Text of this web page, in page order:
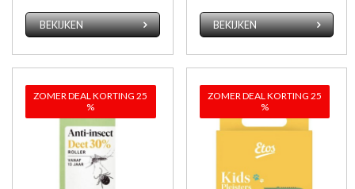
BEKIJKEN BEKIJKEN
ZOMER DEAL KORTING 25
%
ZOMER DEAL KORTING 25
%